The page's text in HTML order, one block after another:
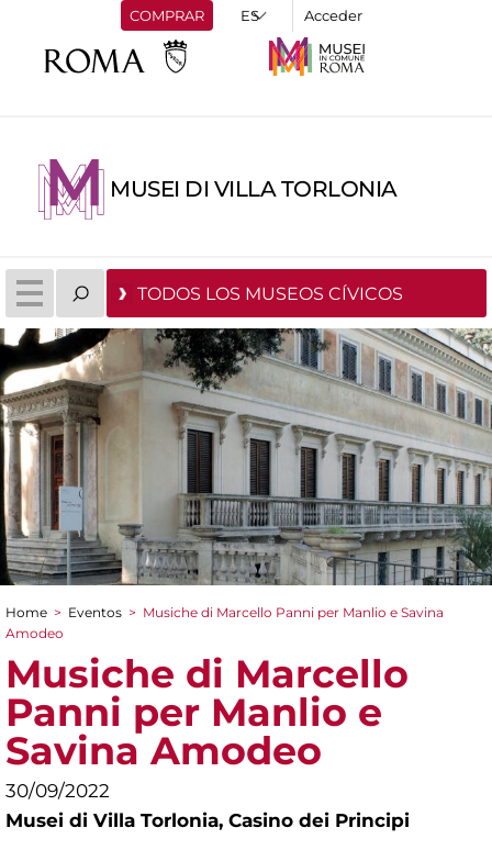
COMPRAR Acceder
MUSEI DI VILLA TORLONIA
TODOS LOS MUSEOS CÍVICOS
You are here
Home > Eventos > Musiche di Marcello Panni per Manlio e Savina
Amodeo
Musiche di Marcello
Panni per Manlio e
Savina Amodeo
30/09/2022
Musei di Villa Torlonia, Casino dei Principi